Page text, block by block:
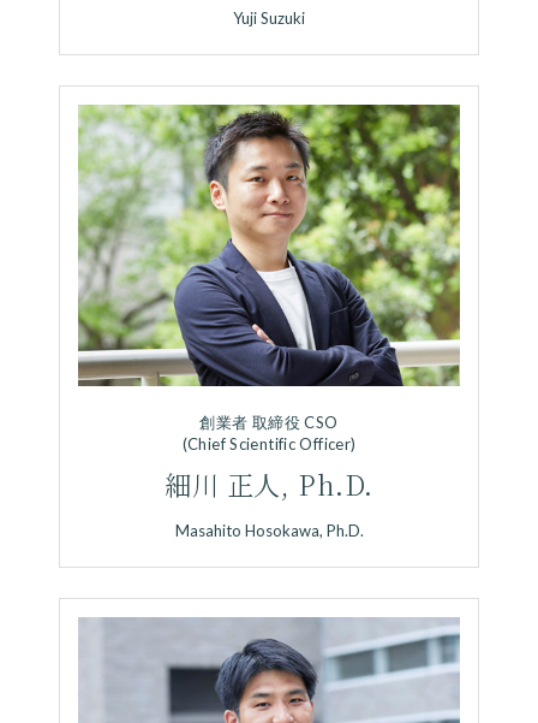
Yuji Suzuki
創業者 取締役 CSO
(Chief Scientific Officer)
細川 正人, Ph.D.
Masahito Hosokawa, Ph.D.